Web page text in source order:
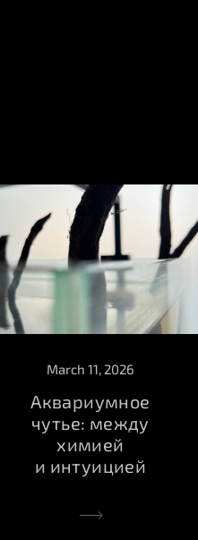
March 11, 2026
Аквариумное
чутье: между
химией
и интуицией